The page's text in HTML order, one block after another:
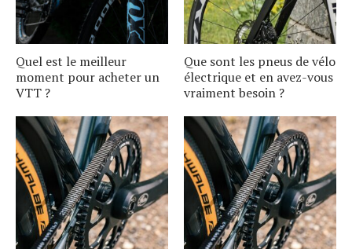
Quel est le meilleur
moment pour acheter un
VTT ?
Que sont les pneus de vélo
électrique et en avez-vous
vraiment besoin ?